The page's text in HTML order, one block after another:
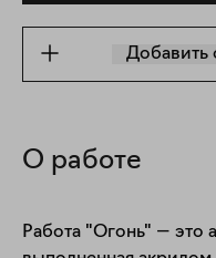
Добавить
О работе
Работа "Огонь" — это